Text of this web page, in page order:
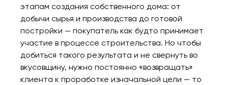
этапам создания собственного дома: от
добычи сырья и производства до готовой
постройки — покупатель как будто принимает
участие в процессе строительства. Но чтобы
добиться такого результата и не свернуть во
вкусовщину, нужно постоянно «возвращать»
клиента к проработке изначальной цели — то